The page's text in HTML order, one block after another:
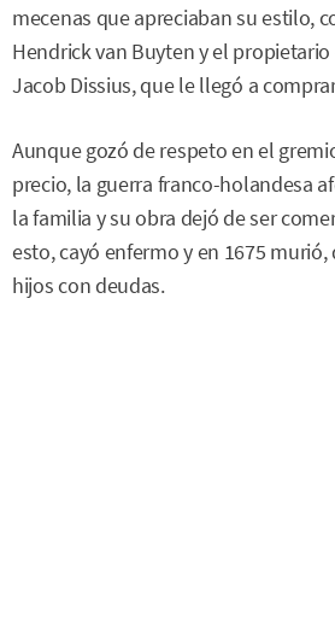
mecenas que apreciaban su estilo,
Hendrick van Buyten y el
Jacob Dissius, que le llegó a
Aunque gozó de respeto en el
precio, la guerra franco-holandesa
la familia y su obra dejó de ser
esto, cayó enfermo y en 1675
hijos con deudas.